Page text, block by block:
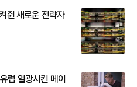
쥔 새로운 전략자
럽 열광시킨 메이